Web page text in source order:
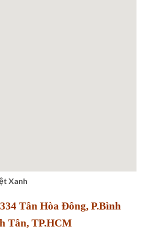
Xanh
334 Tân Hòa Đông, P.Bình
Tân, TP.HCM